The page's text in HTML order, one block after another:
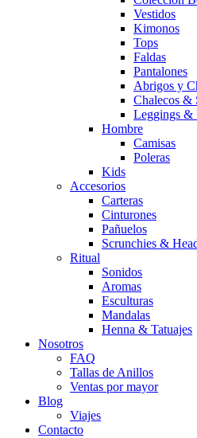
Vestidos
Kimonos
Tops
Faldas
Pantalones
Abrigos y
Chalecos &
Leggings &
Hombre
Camisas
Poleras
Kids
Accesorios
Carteras
Cinturones
Pañuelos
Scrunchies &
Ritual
Sonidos
Aromas
Esculturas
Mandalas
Henna & Tatuajes
Nosotros
FAQ
Tallas de Anillos
Ventas por mayor
Blog
Viajes
Contacto